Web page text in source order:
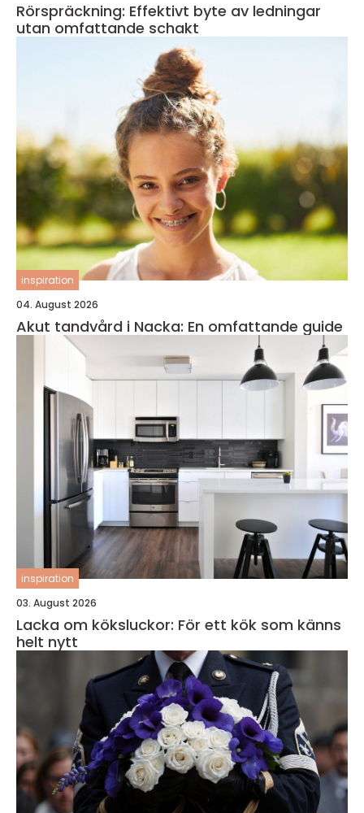
Rörspräckning: Effektivt byte av ledningar
utan omfattande schakt
inspiration
04. August 2026
Akut tandvård i Nacka: En omfattande guide
inspiration
03. August 2026
Lacka om köksluckor: För ett kök som känns
helt nytt